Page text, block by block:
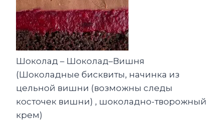
Шоколад – Шоколад–Вишня
(Шоколадные бисквиты, начинка из
цельной вишни (возможны следы
косточек вишни) , шоколадно-творожный
крем)